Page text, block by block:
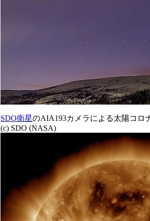
SDO衛星のAIA193カメラによる太陽コロ
(c) SDO (NASA)